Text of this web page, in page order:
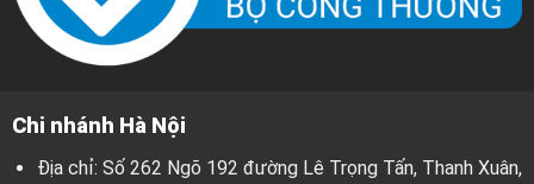
Chi nhánh Hà Nội
Địa chỉ: Số 262 Ngõ 192 đường Lê Trọng Tấn, Thanh Xuân,